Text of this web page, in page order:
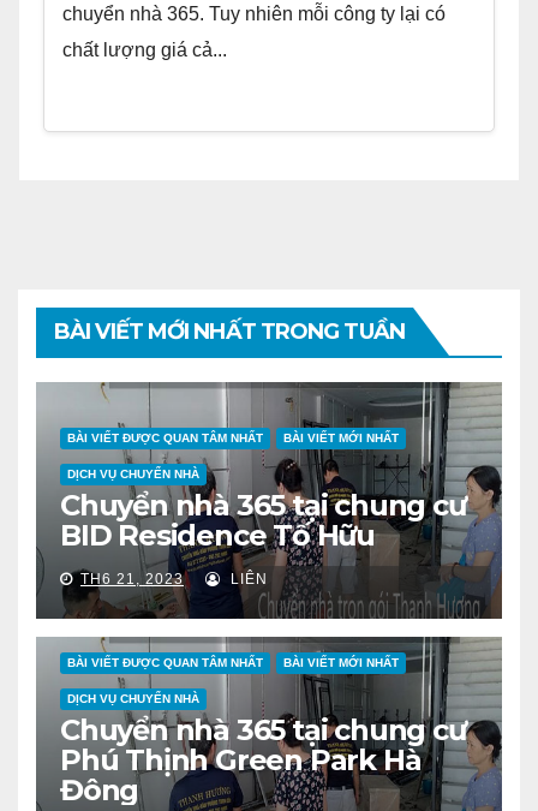
chuyển nhà 365. Tuy nhiên mỗi công ty lại có
chất lượng giá cả...
BÀI VIẾT MỚI NHẤT TRONG TUẦN
BÀI VIẾT ĐƯỢC QUAN TÂM NHẤT BÀI VIẾT MỚI NHẤT
DỊCH VỤ CHUYỂN NHÀ
Chuyển nhà 365 tại chung cư
BID Residence Tố Hữu
TH6 21, 2023 LIÊN
BÀI VIẾT ĐƯỢC QUAN TÂM NHẤT BÀI VIẾT MỚI NHẤT
DỊCH VỤ CHUYỂN NHÀ
Chuyển nhà 365 tại chung cư
Phú Thịnh Green Park Hà
Đông